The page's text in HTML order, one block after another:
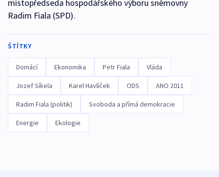
místopředseda hospodářského výboru sněmovny
Radim Fiala (SPD).
ŠTÍTKY
Domácí Ekonomika Petr Fiala Vláda
Jozef Síkela Karel Havlíček ODS ANO 2011
Radim Fiala (politik) Svoboda a přímá demokracie
Energie Ekologie